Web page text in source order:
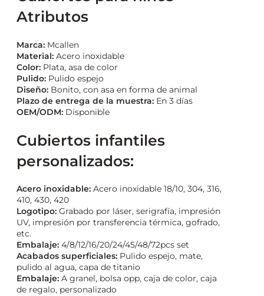
Atributos
Marca: Mcallen
Material: Acero inoxidable
Color: Plata, asa de color
Pulido: Pulido espejo
Diseño: Bonito, con asa en forma de animal
Plazo de entrega de la muestra: En 3 días
OEM/ODM: Disponible
Cubiertos infantiles
personalizados:
Acero inoxidable: Acero inoxidable 18/10, 304, 316,
410, 430, 420
Logotipo: Grabado por láser, serigrafía, impresión
UV, impresión por transferencia térmica, gofrado,
etc.
Embalaje: 4/8/12/16/20/24/45/48/72pcs set
Acabados superficiales: Pulido espejo, mate,
pulido al agua, capa de titanio
Embalaje: A granel, bolsa opp, caja de color, caja
de regalo, personalizado